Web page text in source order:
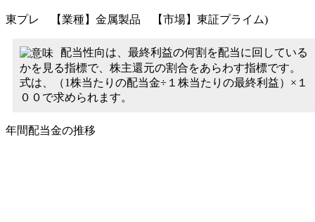
東プレ 【業種】金属製品 【市場】東証プライム)
配当性向は、最終利益の何割を配当に回している
かを見る指標で、株主還元の割合をあらわす指標です。
式は、（1株当たりの配当金÷１株当たりの最終利益）×１
００で求められます。
年間配当金の推移